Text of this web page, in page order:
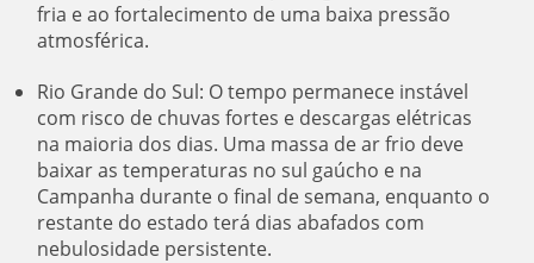
fria e ao fortalecimento de uma baixa pressão
atmosférica.
Rio Grande do Sul: O tempo permanece instável
com risco de chuvas fortes e descargas elétricas
na maioria dos dias. Uma massa de ar frio deve
baixar as temperaturas no sul gaúcho e na
Campanha durante o final de semana, enquanto o
restante do estado terá dias abafados com
nebulosidade persistente.